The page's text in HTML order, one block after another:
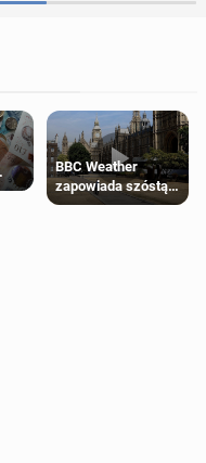
BBC Weather
zapowiada szóstą
falę upałów w